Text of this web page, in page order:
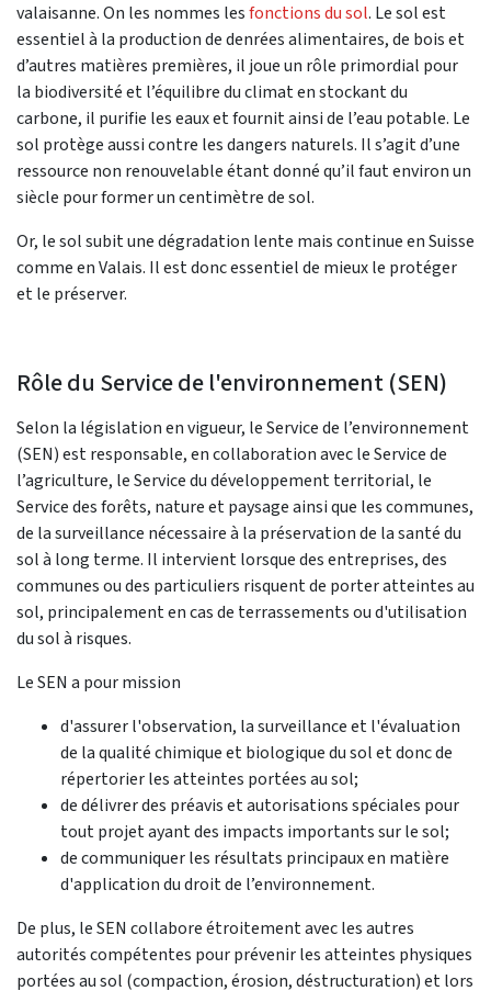
valaisanne. On les nommes lesfonctions du sol. Le sol est
essentiel à la production de denrées alimentaires, de bois et
d’autres matières premières, il joue un rôle primordial pour
la biodiversité et l’équilibre du climat en stockant du
carbone, il purifie les eaux et fournit ainsi de l’eau potable. Le
sol protège aussi contre les dangers naturels. Il s’agit d’une
ressource non renouvelable étant donné qu’il faut environ un
siècle pour former un centimètre de sol.
Or, le sol subit une dégradation lente mais continue en Suisse
comme en Valais. Il est donc essentiel de mieux le protéger
et le préserver.
Rôle du Service de l'environnement (SEN)
Selon la législation en vigueur, le Service de l’environnement
(SEN) est responsable, en collaboration avec le Service de
l’agriculture, le Service du développement territorial, le
Service des forêts, nature et paysage ainsi que les communes,
de la surveillance nécessaire à la préservation de la santé du
sol à long terme. Il intervient lorsque des entreprises, des
communes ou des particuliers risquent de porter atteintes au
sol, principalement en cas de terrassements ou d'utilisation
du sol à risques.
Le SEN a pour mission
d'assurer l'observation, la surveillance et l'évaluation
de la qualité chimique et biologique du sol et donc de
répertorier les atteintes portées au sol;
de délivrer des préavis et autorisations spéciales pour
tout projet ayant des impacts importants sur le sol;
de communiquer les résultats principaux en matière
d'application du droit de l’environnement.
De plus, le SEN collabore étroitement avec les autres
autorités compétentes pour prévenir les atteintes physiques
portées au sol (compaction, érosion, déstructuration) et lors